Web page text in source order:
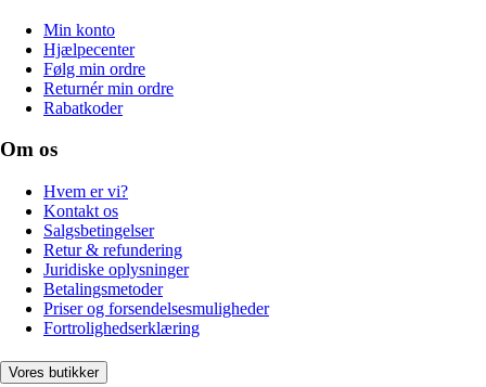
Min konto
Hjælpecenter
Følg min ordre
Returnér min ordre
Rabatkoder
Om os
Hvem er vi?
Kontakt os
Salgsbetingelser
Retur & refundering
Juridiske oplysninger
Betalingsmetoder
Priser og forsendelsesmuligheder
Fortrolighedserklæring
Vores butikker